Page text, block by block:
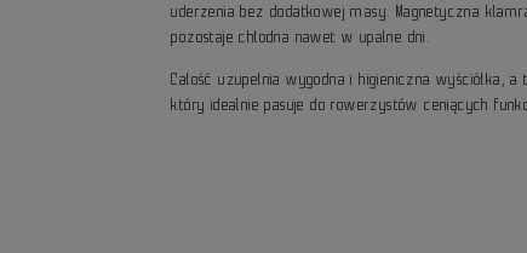
uderzenia bez dodatkowej masy. Magnetyczna
pozostaje chłodna nawet w upalne dni.
Całość uzupełnia wygodna i higieniczna
który idealnie pasuje do rowerzystów ceniących